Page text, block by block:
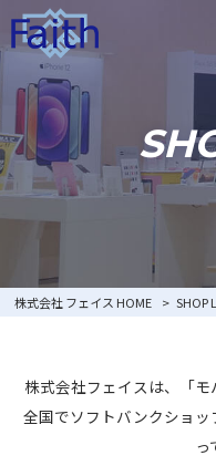
株式会社 フェイス HOME > SHOP
株式会社フェイスは、「
全国でソフトバンクショ
っ